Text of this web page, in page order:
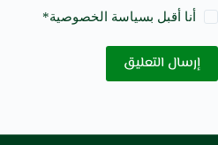
أنا أقبل بسياسة الخصوصية*
إرسال التعليق